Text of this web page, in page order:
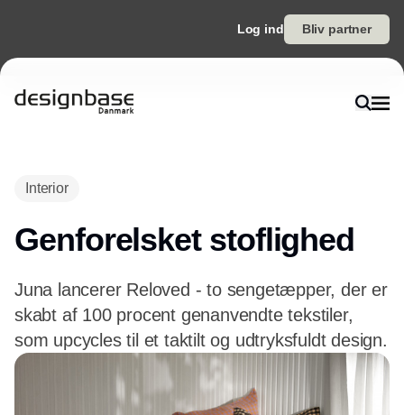
Log ind Bliv partner
Interior
Genforelsket stoflighed
Juna lancerer Reloved - to sengetæpper, der er
skabt af 100 procent genanvendte tekstiler,
som upcycles til et taktilt og udtryksfuldt design.